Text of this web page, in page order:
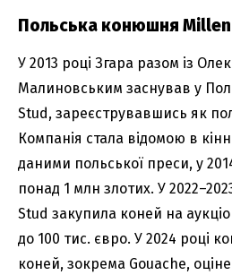
Польська конюшня
У 2013 році Згара разом із
Малиновським заснував у
Stud, зареєструвавшись як
Компанія стала відомою в
даними польської преси, у
понад 1 млн злотих. У
Stud закупила коней на
до 100 тис. євро. У 2024 році
коней, зокрема Gouache,